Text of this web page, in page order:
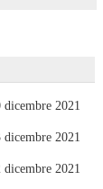
2021
2021
2021